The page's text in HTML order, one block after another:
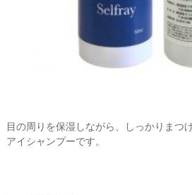
目の周りを保湿しながら、しっかりまつ
アイシャンプーです。